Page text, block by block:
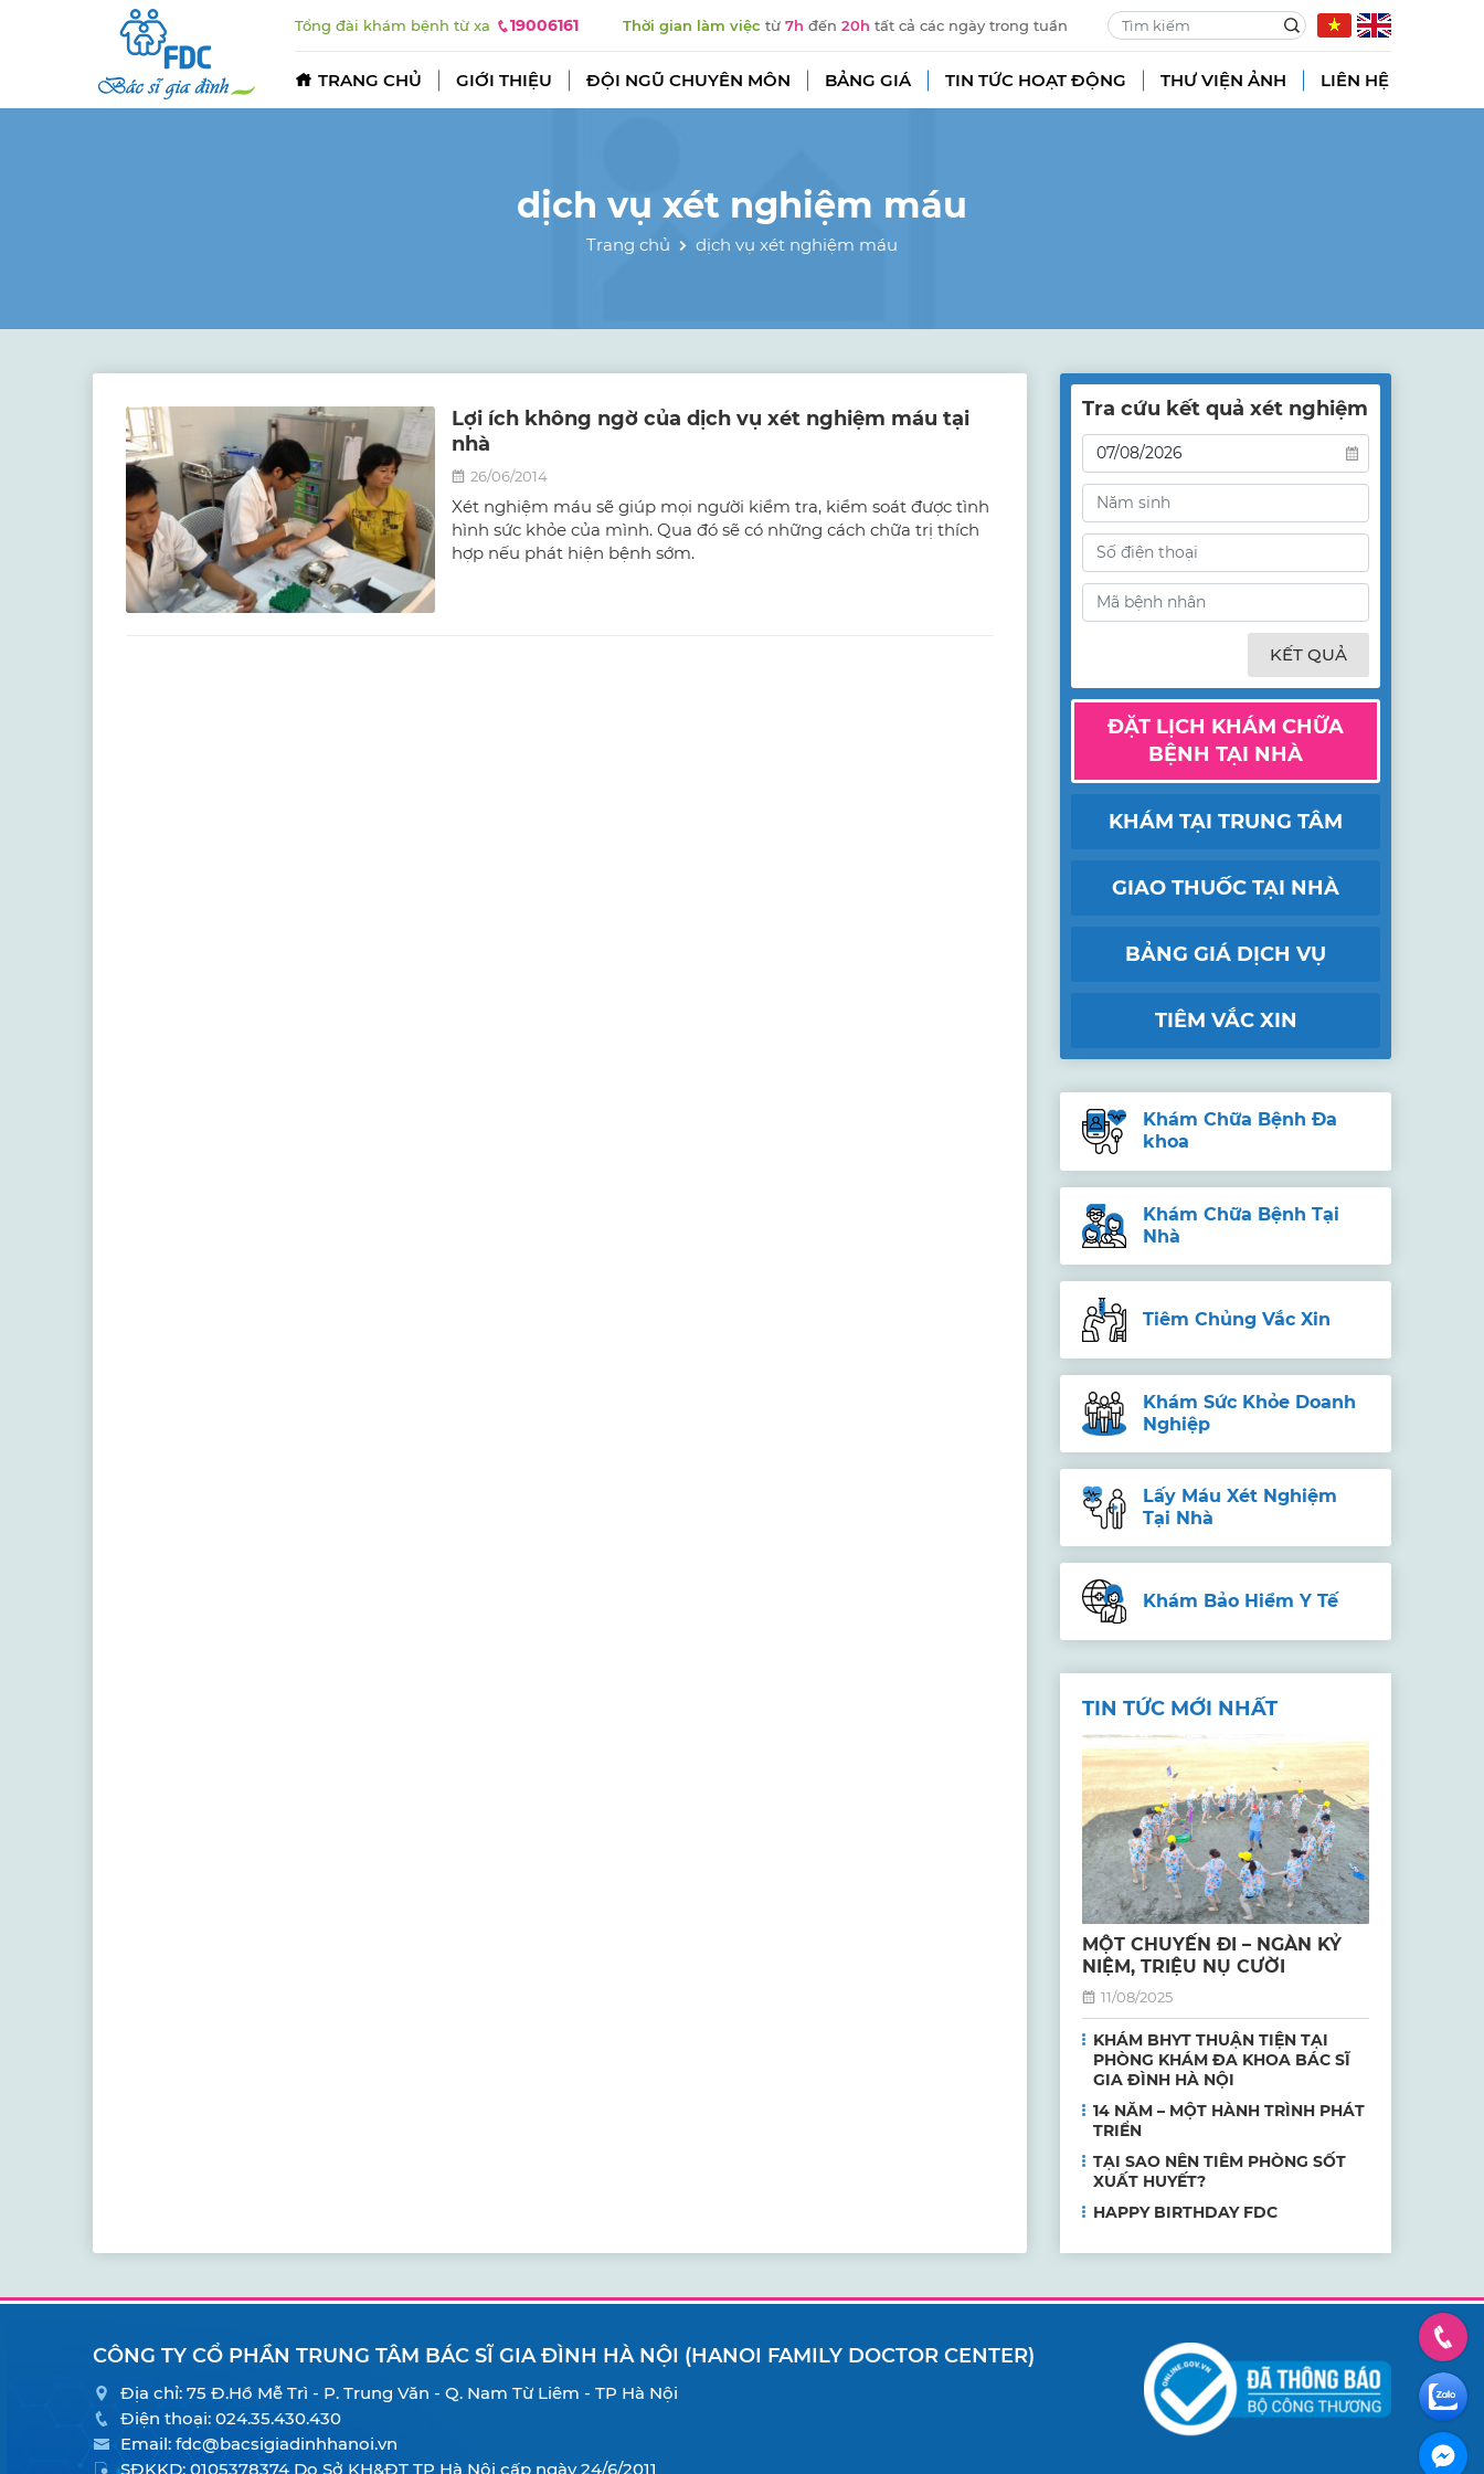
Tổng đài khám bệnh từ xa 19006161 Thời gian làm việc từ 7h đến 20h tất cả các ngày trong tuần
TRANG CHỦ GIỚI THIỆU ĐỘI NGŨ CHUYÊN MÔN BẢNG GIÁ TIN TỨC HOẠT ĐỘNG THƯ VIỆN ẢNH LIÊN HỆ
dịch vụ xét nghiệm máu
Trang chủ dịch vụ xét nghiệm máu
Lợi ích không ngờ của dịch vụ xét nghiệm máu tại
nhà
26/06/2014
Xét nghiệm máu sẽ giúp mọi người kiểm tra, kiểm soát được tình
hình sức khỏe của mình. Qua đó sẽ có những cách chữa trị thích
hợp nếu phát hiện bệnh sớm.
Tra cứu kết quả xét nghiệm
KẾT QUẢ
ĐẶT LỊCH KHÁM CHỮA
BỆNH TẠI NHÀ
KHÁM TẠI TRUNG TÂM
GIAO THUỐC TẠI NHÀ
BẢNG GIÁ DỊCH VỤ
TIÊM VẮC XIN
Khám Chữa Bệnh Đa
khoa
Khám Chữa Bệnh Tại
Nhà
Tiêm Chủng Vắc Xin
Khám Sức Khỏe Doanh
Nghiệp
Lấy Máu Xét Nghiệm
Tại Nhà
Khám Bảo Hiểm Y Tế
TIN TỨC MỚI NHẤT
MỘT CHUYẾN ĐI – NGÀN KỶ
NIỆM, TRIỆU NỤ CƯỜI
11/08/2025
KHÁM BHYT THUẬN TIỆN TẠI
PHÒNG KHÁM ĐA KHOA BÁC SĨ
GIA ĐÌNH HÀ NỘI
14 NĂM – MỘT HÀNH TRÌNH PHÁT
TRIỂN
TẠI SAO NÊN TIÊM PHÒNG SỐT
XUẤT HUYẾT?
HAPPY BIRTHDAY FDC
CÔNG TY CỔ PHẦN TRUNG TÂM BÁC SĨ GIA ĐÌNH HÀ NỘI (HANOI FAMILY DOCTOR CENTER)
Địa chỉ: 75 Đ.Hồ Mễ Trì - P. Trung Văn - Q. Nam Từ Liêm - TP Hà Nội
Điện thoại: 024.35.430.430
Email: fdc@bacsigiadinhhanoi.vn
SĐKKD: 0105378374 Do Sở KH&ĐT TP Hà Nội cấp ngày 24/6/2011